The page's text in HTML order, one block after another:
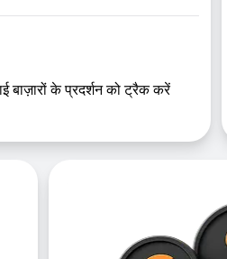
बाज़ारों के प्रदर्शन को ट्रैक करें